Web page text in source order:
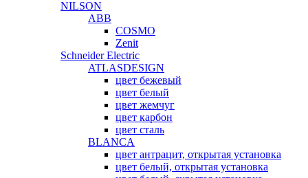
NILSON
ABB
COSMO
Zenit
Schneider Electric
ATLASDESIGN
цвет бежевый
цвет белый
цвет жемчуг
цвет карбон
цвет сталь
BLANCA
цвет антрацит, открытая установка
цвет белый, открытая установка